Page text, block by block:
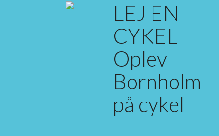
LEJ EN
CYKEL
Oplev
Bornholm
på cykel